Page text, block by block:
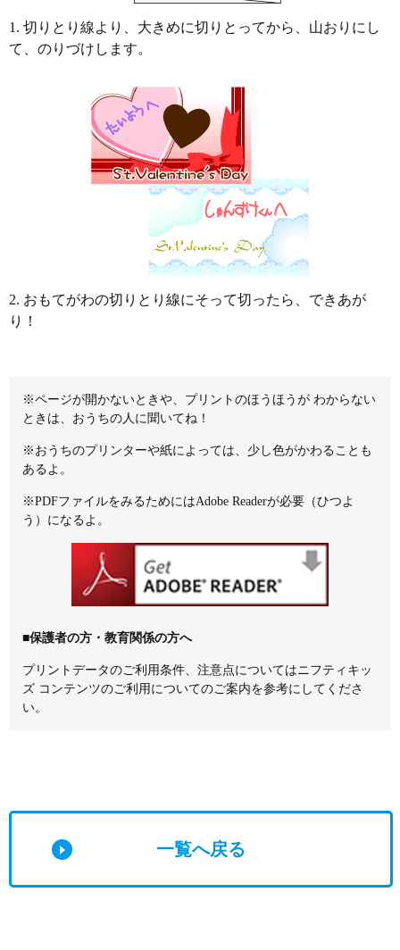
1. 切りとり線より、大きめに切りとってから、山おりにし
て、のりづけします。
2. おもてがわの切りとり線にそって切ったら、できあが
り！
※ページが開かないときや、プリントのほうほうが わからない
ときは、おうちの人に聞いてね！
※おうちのプリンターや紙によっては、少し色がかわることも
あるよ。
※PDFファイルをみるためにはAdobe Readerが必要（ひつよ
う）になるよ。
■保護者の方・教育関係の方へ
プリントデータのご利用条件、注意点についてはニフティキッ
ズ コンテンツのご利用についてのご案内を参考にしてくださ
い。
一覧へ戻る